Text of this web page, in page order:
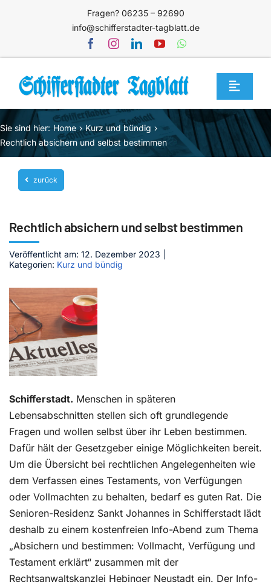
Fragen? 06235 – 92690
info@schifferstadter-tagblatt.de
Toggle
Home
Themen
Blog
Unternehmen
Mediathek
Jetzt abonnieren
Kontakt
Sie sind hier: Home
Kurz und bündig
Rechtlich absichern und selbst bestimmen
zurück
Rechtlich absichern und selbst bestimmen
Veröffentlicht am: 12. Dezember 2023
Kategorien: Kurz und bündig
Schifferstadt. Menschen in späteren
Lebensabschnitten stellen sich oft grundlegende
Fragen und wollen selbst über ihr Leben bestimmen.
Dafür hält der Gesetzgeber einige Möglichkeiten bereit.
Um die Übersicht bei rechtlichen Angelegenheiten wie
dem Verfassen eines Testaments, von Verfügungen
oder Vollmachten zu behalten, bedarf es guten Rat. Die
Senioren-Residenz Sankt Johannes in Schifferstadt lädt
deshalb zu einem kostenfreien Info-Abend zum Thema
„Absichern und bestimmen: Vollmacht, Verfügung und
Testament erklärt“ zusammen mit der
Rechtsanwaltskanzlei Hebinger Neustadt ein. Der Info-